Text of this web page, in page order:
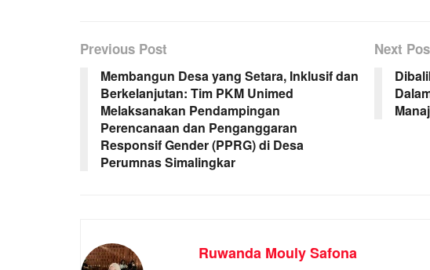
Previous Post
Membangun Desa yang Setara, Inklusif dan
Berkelanjutan: Tim PKM Unimed
Melaksanakan Pendampingan
Perencanaan dan Penganggaran
Responsif Gender (PPRG) di Desa
Perumnas Simalingkar
Next
Ruwanda Mouly Safona